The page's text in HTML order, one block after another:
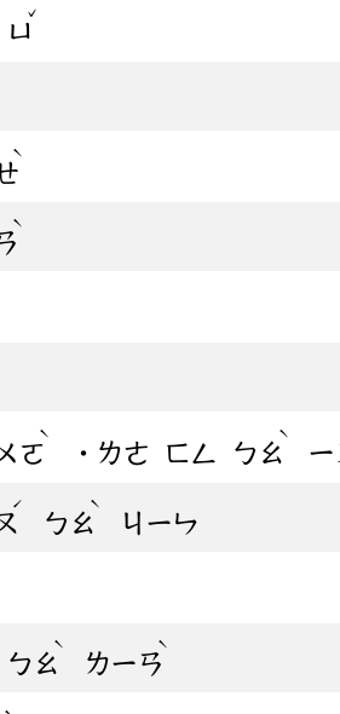
ㄩ
ˇ
ˋ
ˋ
ㄛ
ˋ
˙ㄌㄜ ㄈㄥ ㄅㄠ
ˋ
ˊ
ㄅㄠ
ˋ
ㄐㄧㄣ
ㄅㄠ
ˋ
ㄌㄧㄢ
ˋ